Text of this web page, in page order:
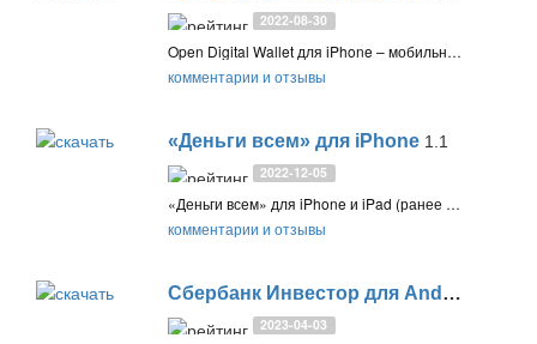
2022-08-30
Open Digital Wallet для iPhone – мобильное приложение интерне-банкинга с поддержкой функций «Банк Открытие для iOS»
комментарии и отзывы
«Деньги всем» для iPhone 1.1
2022-12-05
«Деньги всем» для iPhone и iPad (ранее «Деньги пришли») – мобильное приложение интернет-банкинга с функциями Альфа-Банк для iOS
комментарии и отзывы
Сбербанк Инвестор для Android
2023-04-03